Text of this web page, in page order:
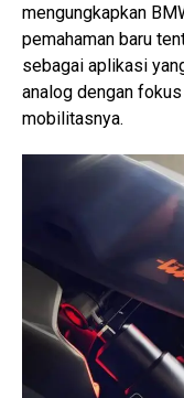
mengungkapkan
pemahaman baru
sebagai aplikasi
analog dengan
mobilitasnya.